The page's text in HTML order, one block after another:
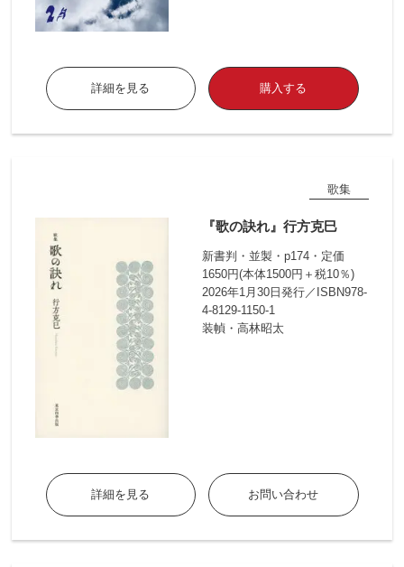
詳細を見る 購入する
歌集
『歌の訣れ』行方克巳
新書判・並製・p174・定価
1650円(本体1500円＋税10％)
2026年1月30日発行／ISBN978-
4-8129-1150-1
装幀・高林昭太
詳細を見る お問い合わせ